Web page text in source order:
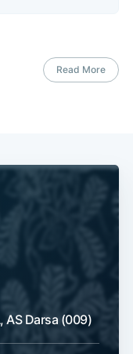
Read More
AS Darsa (009)